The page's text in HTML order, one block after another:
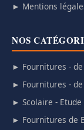
► Mentions
NOS
► Fournitures -
► Fournitures -
► Scolaire -
► Fournitures de